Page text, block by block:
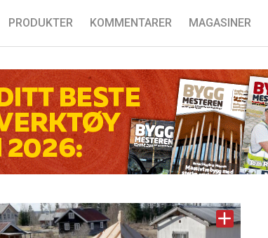
PRODUKTER KOMMENTARER MAGASINER